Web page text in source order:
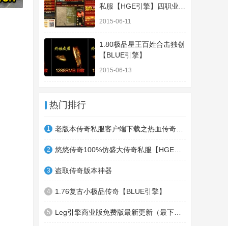
私服【HGE引擎】四职业疯
2015-06-11
1.80极品星王百姓合击独创
【BLUE引擎】
2015-06-13
热门排行
1
2
3 盗取传奇版本神器
4 1.76复古小极品传奇【BLUE引擎】
5